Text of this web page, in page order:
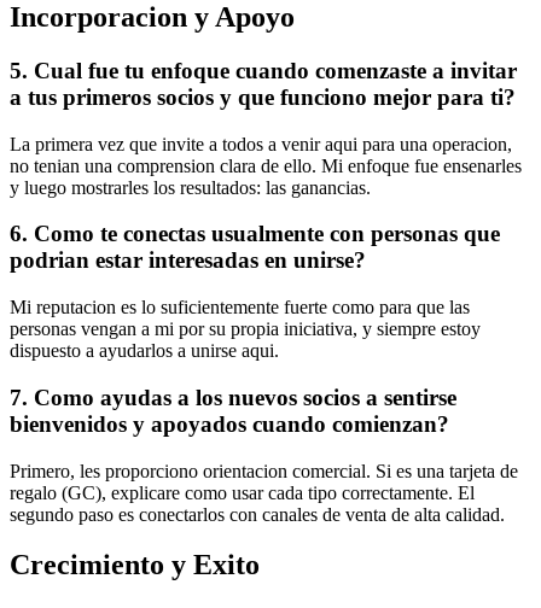
Incorporacion y Apoyo
5. Cual fue tu enfoque cuando comenzaste a invitar
a tus primeros socios y que funciono mejor para ti?
La primera vez que invite a todos a venir aqui para una operacion,
no tenian una comprension clara de ello. Mi enfoque fue ensenarles
y luego mostrarles los resultados: las ganancias.
6. Como te conectas usualmente con personas que
podrian estar interesadas en unirse?
Mi reputacion es lo suficientemente fuerte como para que las
personas vengan a mi por su propia iniciativa, y siempre estoy
dispuesto a ayudarlos a unirse aqui.
7. Como ayudas a los nuevos socios a sentirse
bienvenidos y apoyados cuando comienzan?
Primero, les proporciono orientacion comercial. Si es una tarjeta de
regalo (GC), explicare como usar cada tipo correctamente. El
segundo paso es conectarlos con canales de venta de alta calidad.
Crecimiento y Exito